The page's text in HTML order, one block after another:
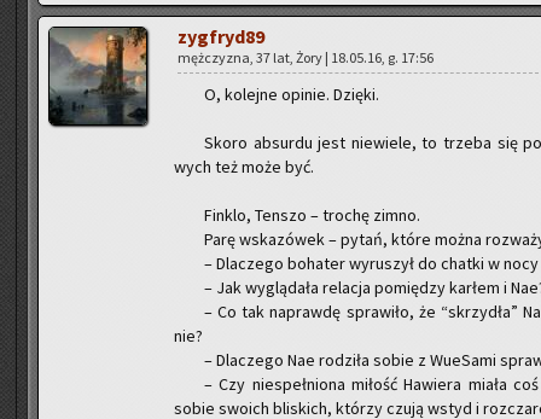
zyg­fry­d89
męż­czy­zna, 37 lat, Żory | 18.05.16, g. 17:56
O, ko­lej­ne opi­nie. Dzię­ki.
Skoro ab­sur­du jest nie­wie­le, to trze­ba się
wych też może być.
Fin­klo, Ten­szo – tro­chę zimno.
Parę wska­zó­wek – pytań, które można
– Dla­cze­go bo­ha­ter wy­ru­szył do chat­ki w
– Jak wy­glą­da­ła re­la­cja po­mię­dzy kar­łem i
– Co tak na­praw­dę spra­wi­ło, że “skrzy­dła”
nie?
– Dla­cze­go Nae ro­dzi­ła sobie z Wu­eSa­mi
– Czy nie­speł­nio­na mi­łość Ha­wie­ra miała
sobie swo­ich bli­skich, któ­rzy czują wstyd i